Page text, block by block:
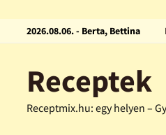
2026.08.06. - Berta, Bettina
Receptek
Receptmix.hu: egy helyen –